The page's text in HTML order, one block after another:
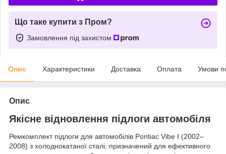
Що таке купити з Пром?
Замовлення під захистом
Опис Характеристики Доставка Оплата Умови
Опис
Якісне відновлення підлоги автомобіля
Ремкомплект підлоги для автомобілів Pontiac Vibe I (2002–
2008) з холоднокатаної сталі, призначений для ефективного